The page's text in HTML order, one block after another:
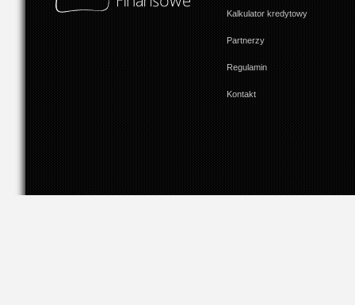
Kalkulator kredytowy
Partnerzy
Regulamin
Kontakt